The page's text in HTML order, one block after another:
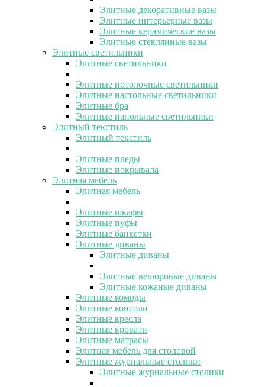
Элитные декоративные вазы
Элитные интерьерные вазы
Элитные керамические вазы
Элитные стеклянные вазы
Элитные светильники
Элитные светильники
Элитные потолочные светильники
Элитные настольные светильники
Элитные бра
Элитные напольные светильники
Элитный текстиль
Элитный текстиль
Элитные пледы
Элитные покрывала
Элитная мебель
Элитная мебель
Элитные шкафы
Элитные пуфы
Элитные банкетки
Элитные диваны
Элитные диваны
Элитные велюровые диваны
Элитные кожаные диваны
Элитные комоды
Элитные консоли
Элитные кресла
Элитные кровати
Элитные матрасы
Элитная мебель для столовой
Элитные журнальные столики
Элитные журнальные столики